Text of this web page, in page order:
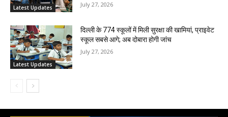
Latest Updates July 27, 2026
Latest Updates
दिल्ली के 774 स्कूलों में मिली सुरक्षा की खामियां, प्राइवेट
स्कूल सबसे आगे; अब दोबारा होगी जांच
July 27, 2026